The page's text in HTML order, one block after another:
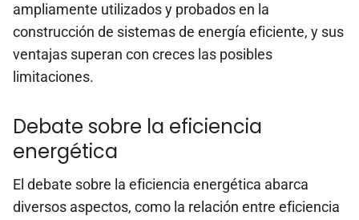
ampliamente utilizados y probados en la
construcción de sistemas de energía eficiente, y sus
ventajas superan con creces las posibles
limitaciones.
Debate sobre la eficiencia
energética
El debate sobre la eficiencia energética abarca
diversos aspectos, como la relación entre eficiencia